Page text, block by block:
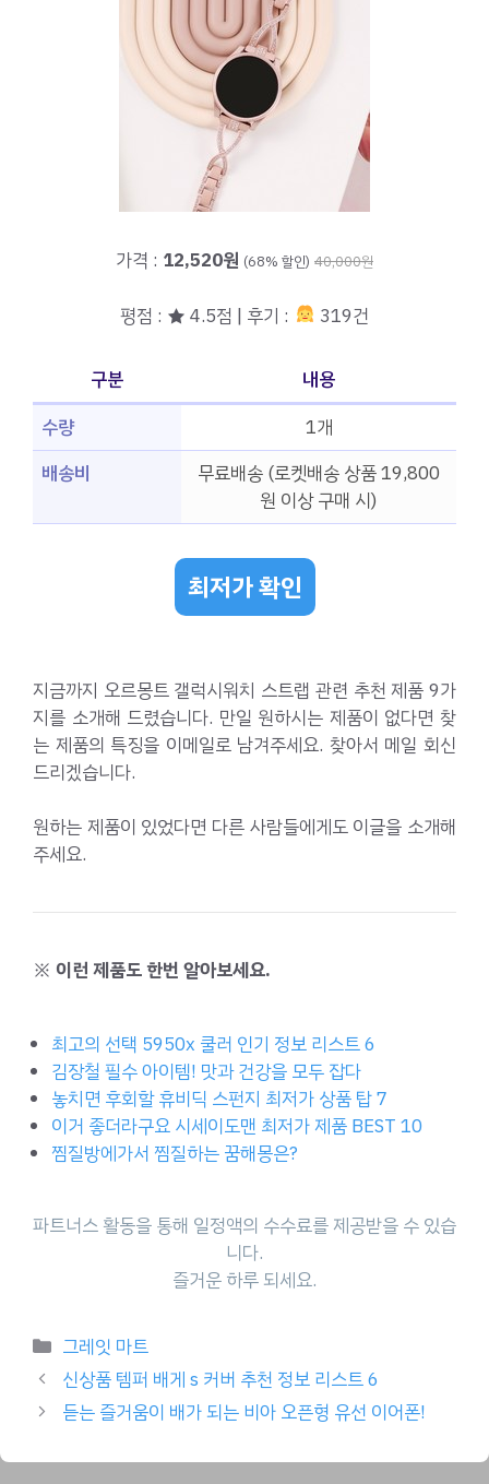
가격 : 12,520원 (68% 할인) 40,000원
평점 : ★ 4.5점 | 후기 : 319건
구분
내용
수량
1개
배송비
무료배송 (로켓배송 상품 19,800
원 이상 구매 시)
최저가 확인
지금까지 오르몽트 갤럭시워치 스트랩 관련 추천 제품 9가
지를 소개해 드렸습니다. 만일 원하시는 제품이 없다면 찾
는 제품의 특징을 이메일로 남겨주세요. 찾아서 메일 회신
드리겠습니다.
원하는 제품이 있었다면 다른 사람들에게도 이글을 소개해
주세요.
※ 이런 제품도 한번 알아보세요.
최고의 선택 5950x 쿨러 인기 정보 리스트 6
김장철 필수 아이템! 맛과 건강을 모두 잡다
놓치면 후회할 휴비딕 스펀지 최저가 상품 탑 7
이거 좋더라구요 시세이도맨 최저가 제품 BEST 10
찜질방에가서 찜질하는 꿈해몽은?
파트너스 활동을 통해 일정액의 수수료를 제공받을 수 있습
니다.
즐거운 하루 되세요.
Categories
그레잇 마트
신상품 템퍼 배게 s 커버 추천 정보 리스트 6
듣는 즐거움이 배가 되는 비아 오픈형 유선 이어폰!